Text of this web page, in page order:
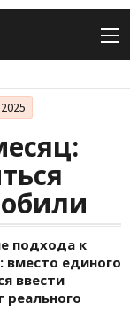
подхода к
единого
ввести
реального